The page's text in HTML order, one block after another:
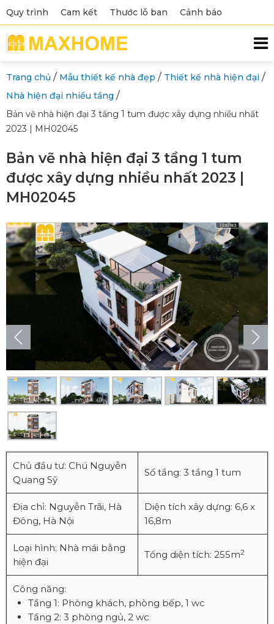
Quy trình Cam kết Thước lỗ ban Cảnh báo
Trang chủ / Mẫu thiết kế nhà đẹp / Thiết kế nhà hiện đại /
Nhà hiện đại nhiều tầng /
Bản vẽ nhà hiện đại 3 tầng 1 tum được xây dựng nhiều nhất
2023 | MH02045
Bản vẽ nhà hiện đại 3 tầng 1 tum
được xây dựng nhiều nhất 2023 |
MH02045
Chủ đầu tư: Chú Nguyễn
Quang Sỹ
Số tầng: 3 tầng 1 tum
Địa chỉ: Nguyễn Trãi, Hà
Đông, Hà Nội
Diện tích xây dựng: 6,6 x
16,8m
Loại hình: Nhà mái bằng
hiện đại
Tổng diện tích: 255m2
Công năng:
Tầng 1: Phòng khách, phòng bếp, 1 wc
Tầng 2: 3 phòng ngủ, 2 wc